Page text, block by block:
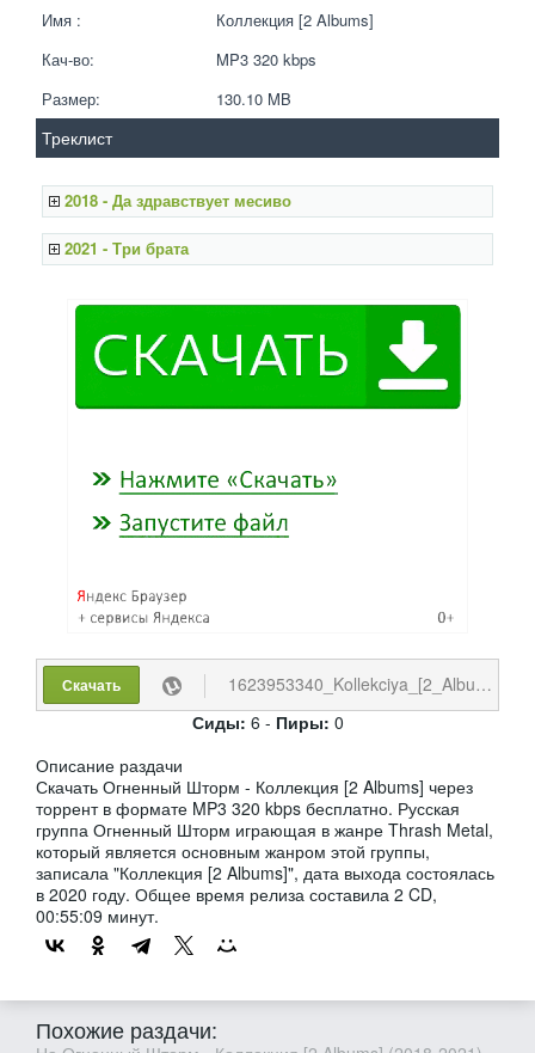
Имя :
Коллекция [2 Albums]
Кач-во:
MP3 320 kbps
Размер:
130.10 MB
Треклист
2018 - Да здравствует месиво
2021 - Три брата
Скачать
1623953340_Kollekciya_[2_Albums]_Ognennyy_Shtorm.torrent
Сиды: 6 - Пиры: 0
Описание раздачи
Скачать Огненный Шторм - Коллекция [2 Albums] через
торрент в формате MP3 320 kbps бесплатно. Русская
группа Огненный Шторм играющая в жанре Thrash Metal,
который является основным жанром этой группы,
записала "Коллекция [2 Albums]", дата выхода состоялась
в 2020 году. Общее время релиза составила 2 CD,
00:55:09 минут.
Похожие раздачи: